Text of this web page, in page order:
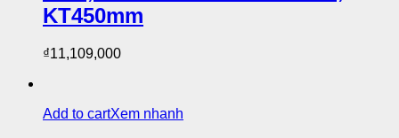
KT450mm
₫11,109,000
Add to cartXem nhanh